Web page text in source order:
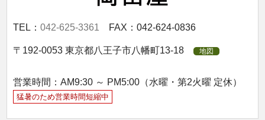
TEL：042-625-3361 FAX：042-624-0836
〒192-0053 東京都八王子市八幡町13-18 地図
営業時間：AM9:30 ～ PM5:00（水曜・第2火曜 定休）
猛暑のため営業時間短縮中